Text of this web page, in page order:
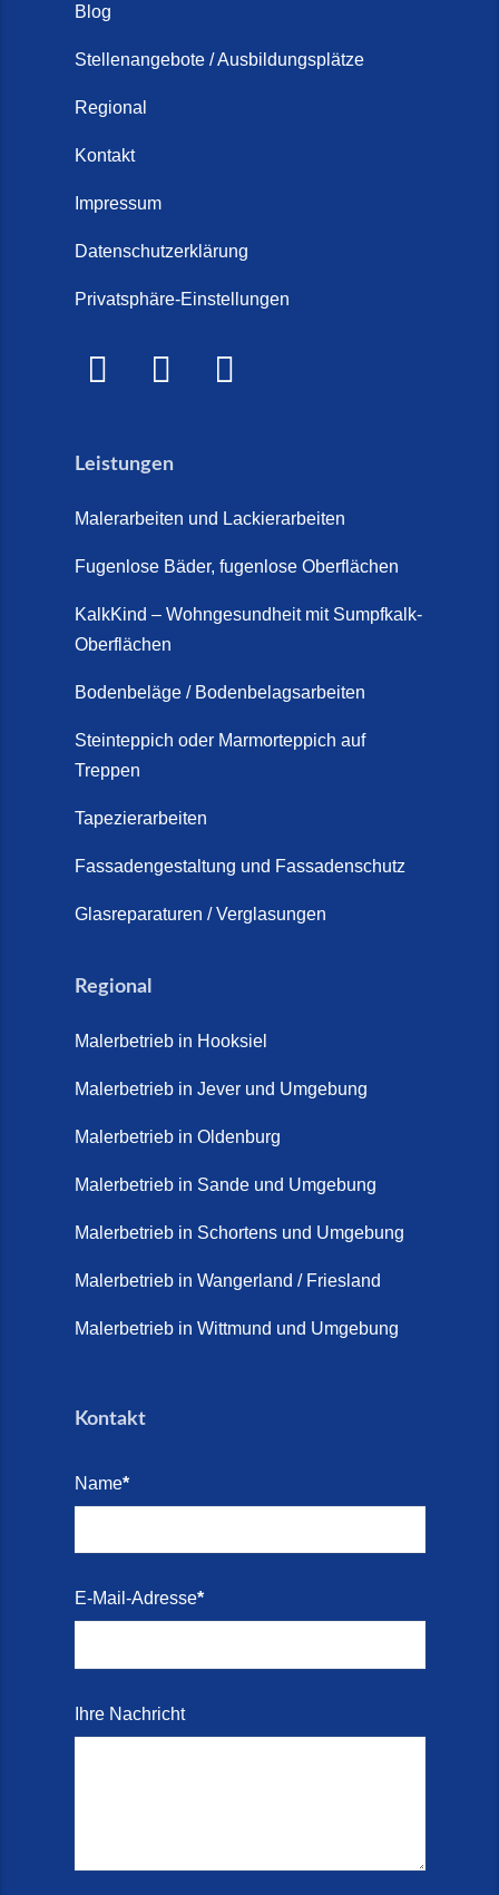
Blog
Stellenangebote / Ausbildungsplätze
Regional
Kontakt
Impressum
Datenschutzerklärung
Privatsphäre-Einstellungen
Leistungen
Malerarbeiten und Lackierarbeiten
Fugenlose Bäder, fugenlose Oberflächen
KalkKind – Wohngesundheit mit Sumpfkalk-
Oberflächen
Bodenbeläge / Bodenbelagsarbeiten
Steinteppich oder Marmorteppich auf
Treppen
Tapezierarbeiten
Fassadengestaltung und Fassadenschutz
Glasreparaturen / Verglasungen
Regional
Malerbetrieb in Hooksiel
Malerbetrieb in Jever und Umgebung
Malerbetrieb in Oldenburg
Malerbetrieb in Sande und Umgebung
Malerbetrieb in Schortens und Umgebung
Malerbetrieb in Wangerland / Friesland
Malerbetrieb in Wittmund und Umgebung
Kontakt
Name*
E-Mail-Adresse*
Ihre Nachricht